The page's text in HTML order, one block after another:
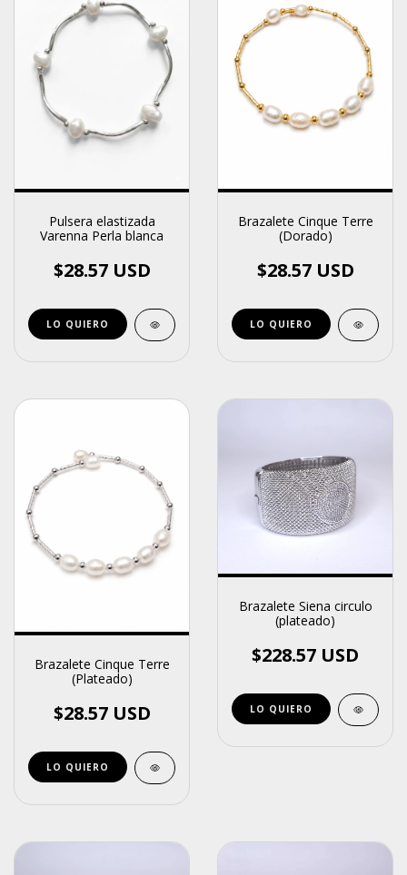
Pulsera elastizada
Varenna Perla blanca
$28.57 USD
Brazalete Cinque Terre
(Dorado)
$28.57 USD
Brazalete Cinque Terre
(Plateado)
$28.57 USD
Brazalete Siena circulo
(plateado)
$228.57 USD